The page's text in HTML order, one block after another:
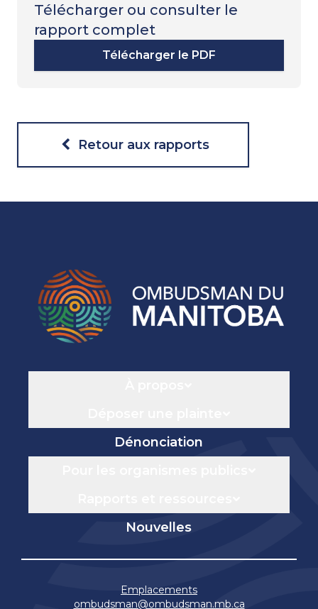
Télécharger ou consulter le
rapport complet
Télécharger le PDF
Retour aux rapports
Dénonciation
Nouvelles
Emplacements
ombudsman@ombudsman.mb.ca